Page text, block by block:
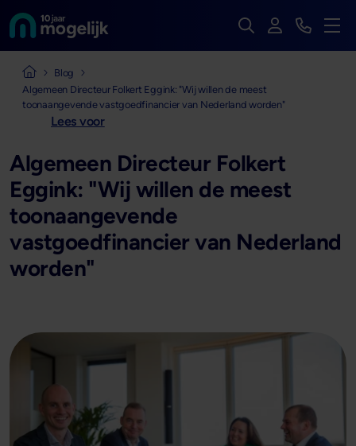
Naar de homepage van Zoek op de hele
InloggenBekijk
Menu
Naar de homepage van Mogelijk Vastgoedfinancieringen
Blog
Algemeen Directeur Folkert Eggink: "Wij willen de meest
toonaangevende vastgoedfinancier van Nederland worden"
Lees voor
Algemeen Directeur Folkert
Eggink: "Wij willen de meest
toonaangevende
vastgoedfinancier van Nederland
worden"